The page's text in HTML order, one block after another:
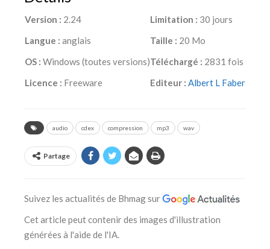
Version : 2.24
Langue : anglais
OS : Windows (toutes versions)
Licence : Freeware
Limitation : 30 jours
Taille : 20 Mo
Téléchargé : 2831 fois
Editeur :Albert L Faber
audio cdex compression mp3 wav
Partage
Suivez les actualités de Bhmag sur
Cet article peut contenir des images d'illustration
générées à l'aide de l'IA.